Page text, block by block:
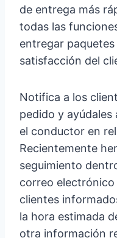
de entrega más
todas las
entregar
satisfacción del
Notifica a los
pedido y ayúdales
el conductor en
Recientemente
seguimiento
correo electrónico
clientes
la hora estimada
otra información